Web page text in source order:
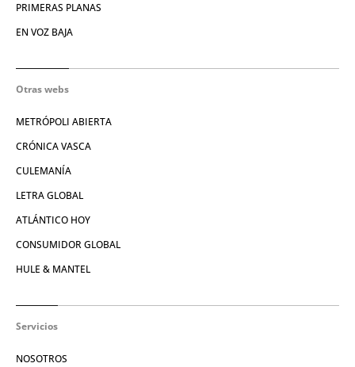
PRIMERAS PLANAS
EN VOZ BAJA
Otras webs
METRÓPOLI ABIERTA
CRÓNICA VASCA
CULEMANÍA
LETRA GLOBAL
ATLÁNTICO HOY
CONSUMIDOR GLOBAL
HULE & MANTEL
Servicios
NOSOTROS